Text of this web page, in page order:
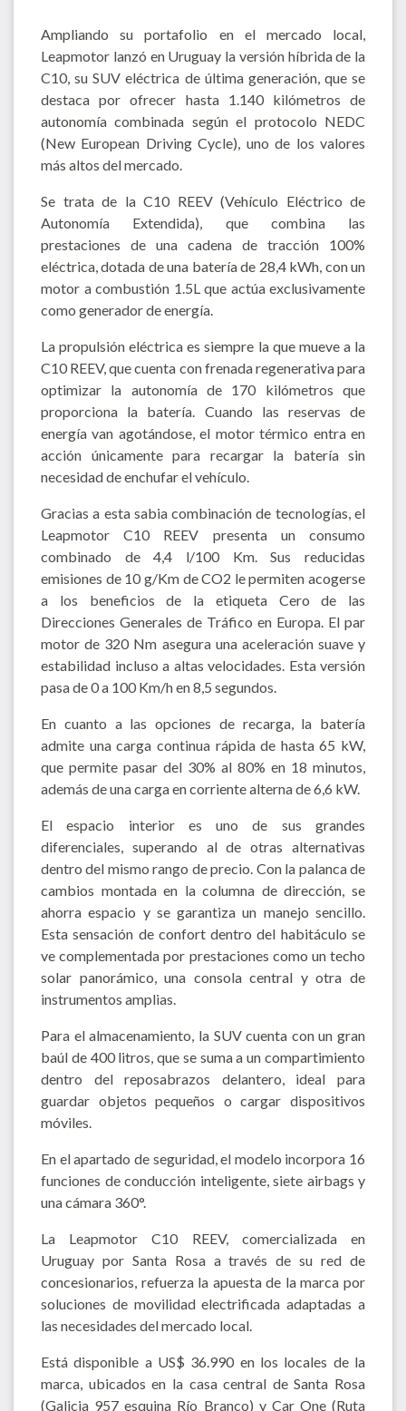
Ampliando su portafolio en el mercado local,
Leapmotor lanzó en Uruguay la versión híbrida de la
C10, su SUV eléctrica de última generación, que se
destaca por ofrecer hasta 1.140 kilómetros de
autonomía combinada según el protocolo NEDC
(New European Driving Cycle), uno de los valores
más altos del mercado.
Se trata de la C10 REEV (Vehículo Eléctrico de
Autonomía Extendida), que combina las
prestaciones de una cadena de tracción 100%
eléctrica, dotada de una batería de 28,4 kWh, con un
motor a combustión 1.5L que actúa exclusivamente
como generador de energía.
La propulsión eléctrica es siempre la que mueve a la
C10 REEV, que cuenta con frenada regenerativa para
optimizar la autonomía de 170 kilómetros que
proporciona la batería. Cuando las reservas de
energía van agotándose, el motor térmico entra en
acción únicamente para recargar la batería sin
necesidad de enchufar el vehículo.
Gracias a esta sabia combinación de tecnologías, el
Leapmotor C10 REEV presenta un consumo
combinado de 4,4 l/100 Km. Sus reducidas
emisiones de 10 g/Km de CO2 le permiten acogerse
a los beneficios de la etiqueta Cero de las
Direcciones Generales de Tráfico en Europa. El par
motor de 320 Nm asegura una aceleración suave y
estabilidad incluso a altas velocidades. Esta versión
pasa de 0 a 100 Km/h en 8,5 segundos.
En cuanto a las opciones de recarga, la batería
admite una carga continua rápida de hasta 65 kW,
que permite pasar del 30% al 80% en 18 minutos,
además de una carga en corriente alterna de 6,6 kW.
El espacio interior es uno de sus grandes
diferenciales, superando al de otras alternativas
dentro del mismo rango de precio. Con la palanca de
cambios montada en la columna de dirección, se
ahorra espacio y se garantiza un manejo sencillo.
Esta sensación de confort dentro del habitáculo se
ve complementada por prestaciones como un techo
solar panorámico, una consola central y otra de
instrumentos amplias.
Para el almacenamiento, la SUV cuenta con un gran
baúl de 400 litros, que se suma a un compartimiento
dentro del reposabrazos delantero, ideal para
guardar objetos pequeños o cargar dispositivos
móviles.
En el apartado de seguridad, el modelo incorpora 16
funciones de conducción inteligente, siete airbags y
una cámara 360°.
La Leapmotor C10 REEV, comercializada en
Uruguay por Santa Rosa a través de su red de
concesionarios, refuerza la apuesta de la marca por
soluciones de movilidad electrificada adaptadas a
las necesidades del mercado local.
Está disponible a US$ 36.990 en los locales de la
marca, ubicados en la casa central de Santa Rosa
(Galicia 957 esquina Río Branco) y Car One (Ruta